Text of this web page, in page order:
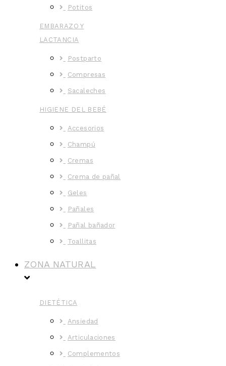
Potitos
EMBARAZO Y
LACTANCIA
Postparto
Compresas
Sacaleches
HIGIENE DEL BEBÉ
Accesorios
Champú
Cremas
Crema de pañal
Geles
Pañales
Pañal bañador
Toallitas
ZONA NATURAL
DIETÉTICA
Ansiedad
Articulaciones
Complementos